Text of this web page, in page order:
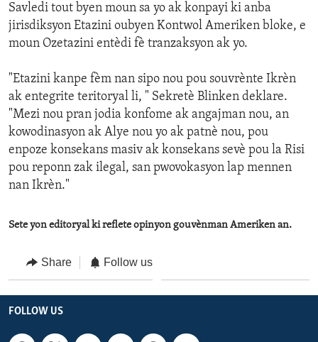
Savledi tout byen moun sa yo ak konpayi ki anba
jirisdiksyon Etazini oubyen Kontwol Ameriken bloke, e
moun Ozetazini entèdi fè tranzaksyon ak yo.
"Etazini kanpe fèm nan sipo nou pou souvrènte Ikrèn
ak entegrite teritoryal li, " Sekretè Blinken deklare.
"Mezi nou pran jodia konfome ak angajman nou, an
kowodinasyon ak Alye nou yo ak patnè nou, pou
enpoze konsekans masiv ak konsekans sevè pou la Risi
pou reponn zak ilegal, san pwovokasyon lap mennen
nan Ikrèn."
Sete yon editoryal ki reflete opinyon gouvènman Ameriken an.
Share Follow us
FOLLOW US